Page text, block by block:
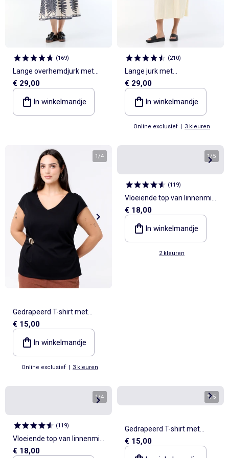
(169)
Lange overhemdjurk met
korte mouwen
€ 29,00
In winkelmandje
(210)
Lange jurk met
overslagkraag en
fantasiejuweel
€ 29,00
In winkelmandje
Online exclusief | 3 kleuren
1/4
Gedrapeerd T-shirt met
goudkleurig sieraad
€ 15,00
In winkelmandje
Online exclusief | 3 kleuren
1/5
(119)
Vloeiende top van linnenmix
met goudkleurige details
€ 18,00
In winkelmandje
2 kleuren
1/4
(119)
Vloeiende top van linnenmix
met goudkleurige details
€ 18,00
1/5
Gedrapeerd T-shirt met
goudkleurig sieraad
€ 15,00